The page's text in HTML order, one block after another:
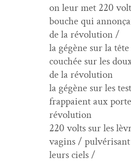
on leur met 220
bouche qui
de la révolution /
la gégène sur la
couchée sur les
de la révolution
la gégène sur les
frap­paient aux
révolution
220 volts sur les
vagins / pul­vérisant
leurs ciels /